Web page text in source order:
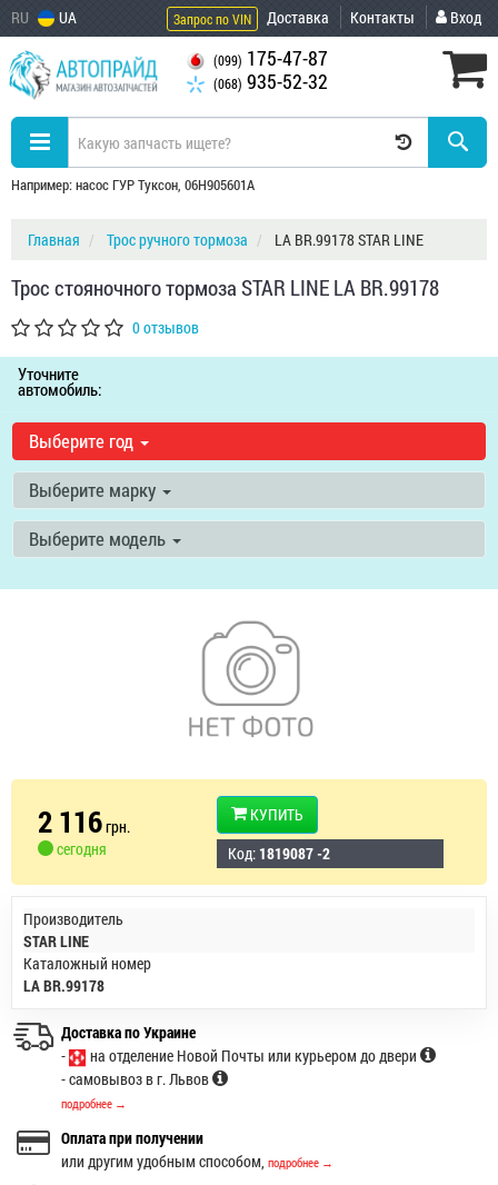
RU UA Запрос по VIN Доставка Контакты Вход
(099) 175-47-87
(068) 935-52-32
Например: насос ГУР Туксон, 06H905601A
Главная Трос ручного тормоза LA BR.99178 STAR LINE
Трос стояночного тормоза STAR LINE LA BR.99178
0 отзывов
Уточните
автомобиль:
Выберите год
Выберите марку
Выберите модель
2 116грн.
сегодня
КУПИТЬ
Код: 1819087 -2
Производитель
STAR LINE
Каталожный номер
LA BR.99178
Доставка по Украине
-
на отделение Новой Почты или курьером до двери
- самовывоз в г. Львов
подробнее →
Оплата при получении
или другим удобным способом, подробнее →